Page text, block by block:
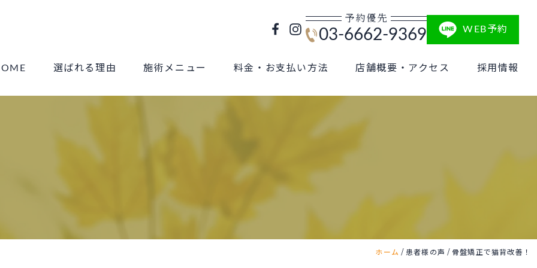
予約優先
03-6662-9369 WEB予約
選ばれる理由 施術メニュー 料金・お支払い方法 店舗概要・アクセス 採用情報
ホーム / 患者様の声 / 骨盤矯正で猫背改善！